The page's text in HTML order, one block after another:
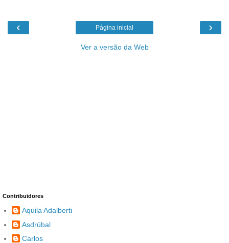
‹ ›
Página inicial
Ver a versão da Web
Contribuidores
Aquila Adalberti
Asdrúbal
Carlos